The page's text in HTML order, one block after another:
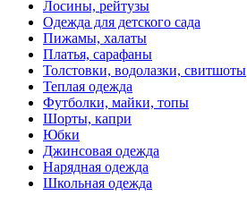
Лосины, рейтузы
Одежда для детского сада
Пижамы, халаты
Платья, сарафаны
Толстовки, водолазки, свитшоты
Теплая одежда
Футболки, майки, топы
Шорты, капри
Юбки
Джинсовая одежда
Нарядная одежда
Школьная одежда